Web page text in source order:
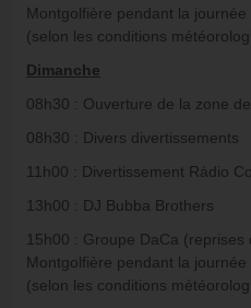
Montgolfière pendant la
(selon les conditions
Dimanche
08h30 : Ouverture de la zone
08h30 : Divers divertissements
11h00 : Divertissement Rádio
13h00 : DJ Bubba Brothers
15h00 : Groupe DaCa (reprises
Montgolfière pendant la
(selon les conditions